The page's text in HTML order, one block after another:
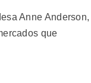
Anne Anderson,
que